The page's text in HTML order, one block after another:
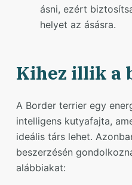
ásni, ezért
helyet az ásásra.
Kihez illik a
A Border terrier egy
intelligens kutyafajta,
ideális társ lehet.
beszerzésén
alábbiakat: